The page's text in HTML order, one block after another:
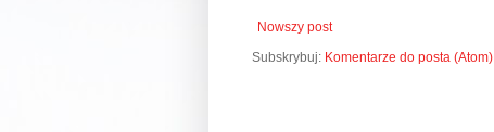
Nowszy post
Subskrybuj: Komentarze do posta (Atom)